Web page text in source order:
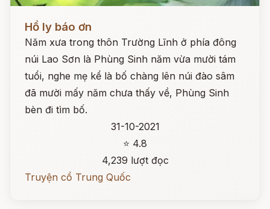
Đọc ngay
Hồ ly báo ơn
Năm xưa trong thôn Trường Lĩnh ở phía đông
núi Lao Sơn là Phùng Sinh năm vừa mười tám
tuổi, nghe mẹ kể là bố chàng lên núi đào sâm
đã mười mấy năm chưa thấy về, Phùng Sinh
bèn đi tìm bố.
31-10-2021
⭐ 4.8
4,239 lượt đọc
Truyện cổ Trung Quốc